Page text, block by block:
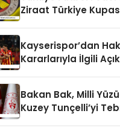
Ziraat Türkiye
Kayserispor’dan
Kararlarıyla İlgili
Bakan Bak, Milli
Kuzey Tunçelli’yi